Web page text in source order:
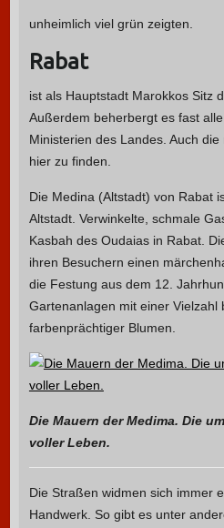
unheimlich viel grün zeigten.
Rabat
ist als Hauptstadt Marokkos Sitz
Außerdem beherbergt es fast
Ministerien des Landes. Auch
hier zu finden.
Die Medina (Altstadt) von Rabat
Altstadt. Verwinkelte, schmale
Kasbah des Oudaias in Rabat.
ihren Besuchern einen
die Festung aus dem 12.
Gartenanlagen mit einer Vielzahl
farbenprächtiger Blumen.
Die Mauern der Medima. Die
voller Leben.
Die Straßen widmen sich immer
Handwerk. So gibt es unter